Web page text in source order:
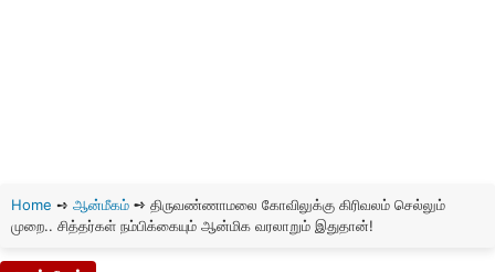
Home ➺ ஆன்மீகம் ➺ திருவண்ணாமலை கோவிலுக்கு கிரிவலம் செல்லும்
முறை.. சித்தர்கள் நம்பிக்கையும் ஆன்மிக வரலாறும் இதுதான்!